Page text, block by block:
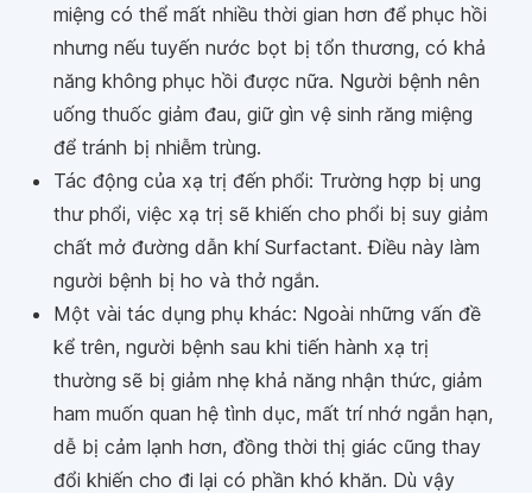
miệng có thể mất nhiều thời gian hơn để phục hồi
nhưng nếu tuyến nước bọt bị tổn thương, có khả
năng không phục hồi được nữa. Người bệnh nên
uống thuốc giảm đau, giữ gìn vệ sinh răng miệng
để tránh bị nhiễm trùng.
Tác động của xạ trị đến phổi: Trường hợp bị ung
thư phổi, việc xạ trị sẽ khiến cho phổi bị suy giảm
chất mở đường dẫn khí Surfactant. Điều này làm
người bệnh bị ho và thở ngắn.
Một vài tác dụng phụ khác: Ngoài những vấn đề
kể trên, người bệnh sau khi tiến hành xạ trị
thường sẽ bị giảm nhẹ khả năng nhận thức, giảm
ham muốn quan hệ tình dục, mất trí nhớ ngắn hạn,
dễ bị cảm lạnh hơn, đồng thời thị giác cũng thay
đổi khiến cho đi lại có phần khó khăn. Dù vậy